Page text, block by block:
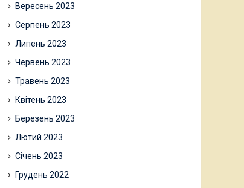
Вересень 2023
Серпень 2023
Липень 2023
Червень 2023
Травень 2023
Квітень 2023
Березень 2023
Лютий 2023
Січень 2023
Грудень 2022